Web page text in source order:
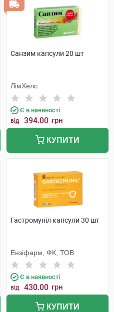
Санзим капсули 20 шт
ЛімХелс
Є в наявності
від 394.00 грн
КУПИТИ
Гастромуніл капсули 30 шт
Ензіфарм, ФК, ТОВ
Є в наявності
від 430.00 грн
КУПИТИ